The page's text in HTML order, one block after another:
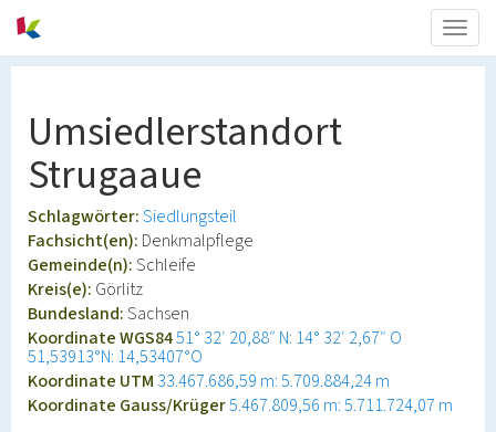
Umsiedlerstandort
Strugaaue
Schlagwörter:Siedlungsteil
Fachsicht(en): Denkmalpflege
Gemeinde(n):Schleife
Kreis(e): Görlitz
Bundesland:Sachsen
Koordinate WGS8451° 32′ 20,88″ N: 14° 32′ 2,67″ O
51,53913°N: 14,53407°O
Koordinate UTM 33.467.686,59 m: 5.709.884,24 m
Koordinate Gauss/Krüger5.467.809,56 m: 5.711.724,07 m